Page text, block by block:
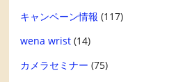
キャンペーン情報 (117)
wena wrist (14)
カメラセミナー (75)